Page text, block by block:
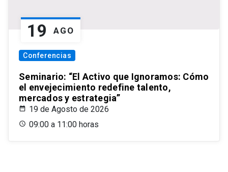
19 AGO
Conferencias
Seminario: “El Activo que Ignoramos: Cómo
el envejecimiento redefine talento,
mercados y estrategia”
19 de Agosto de 2026
09:00 a 11:00 horas